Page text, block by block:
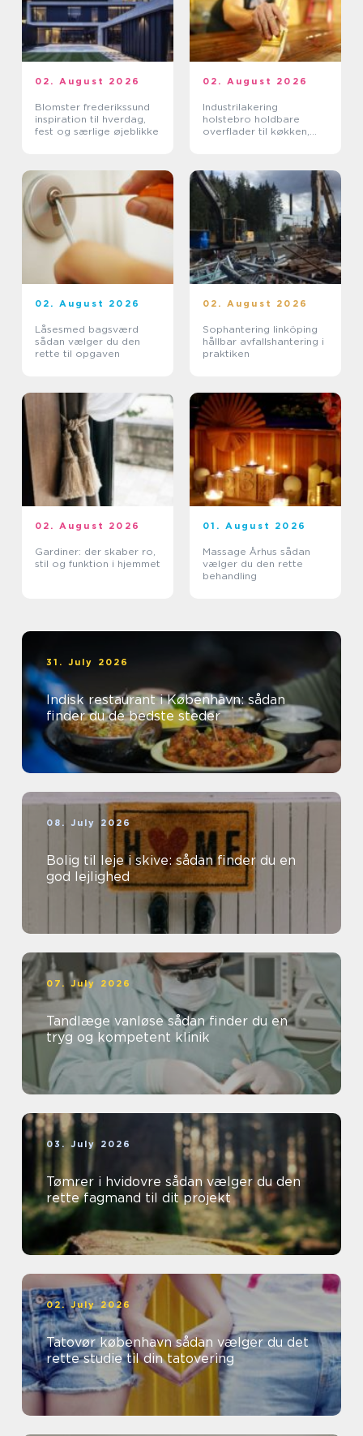
02. August 2026
Blomster frederikssund
inspiration til hverdag,
fest og særlige øjeblikke
02. August 2026
Industrilakering
holstebro holdbare
overflader til køkken,
02. August 2026
Låsesmed bagsværd
sådan vælger du den
rette til opgaven
02. August 2026
Sophantering linköping
hållbar avfallshantering i
praktiken
02. August 2026
Gardiner: der skaber ro,
stil og funktion i hjemmet
01. August 2026
Massage Århus sådan
vælger du den rette
behandling
31. July 2026
Indisk restaurant i København: sådan
finder du de bedste steder
08. July 2026
Bolig til leje i skive: sådan finder du en
god lejlighed
07. July 2026
Tandlæge vanløse sådan finder du en
tryg og kompetent klinik
03. July 2026
Tømrer i hvidovre sådan vælger du den
rette fagmand til dit projekt
02. July 2026
Tatovør københavn sådan vælger du det
rette studie til din tatovering